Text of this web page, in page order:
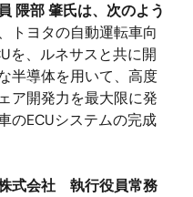
隈部 肇氏は、次のよう
トヨタの自動運転車向
を、ルネサスと共に開
半導体を用いて、高度
ア開発力を最大限に発
のECUシステムの完成
式会社 執行役員常務